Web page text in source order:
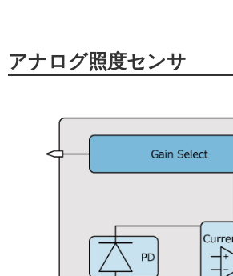
アナログ照度センサ